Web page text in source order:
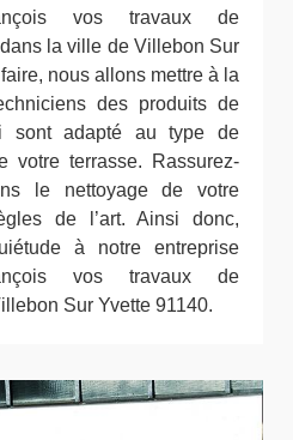
vos travaux de
la ville de Villebon Sur
nous allons mettre à la
des produits de
sont adapté au type de
votre terrasse. Rassurez-
le nettoyage de votre
de l’art. Ainsi donc,
à notre entreprise
vos travaux de
Sur Yvette 91140.